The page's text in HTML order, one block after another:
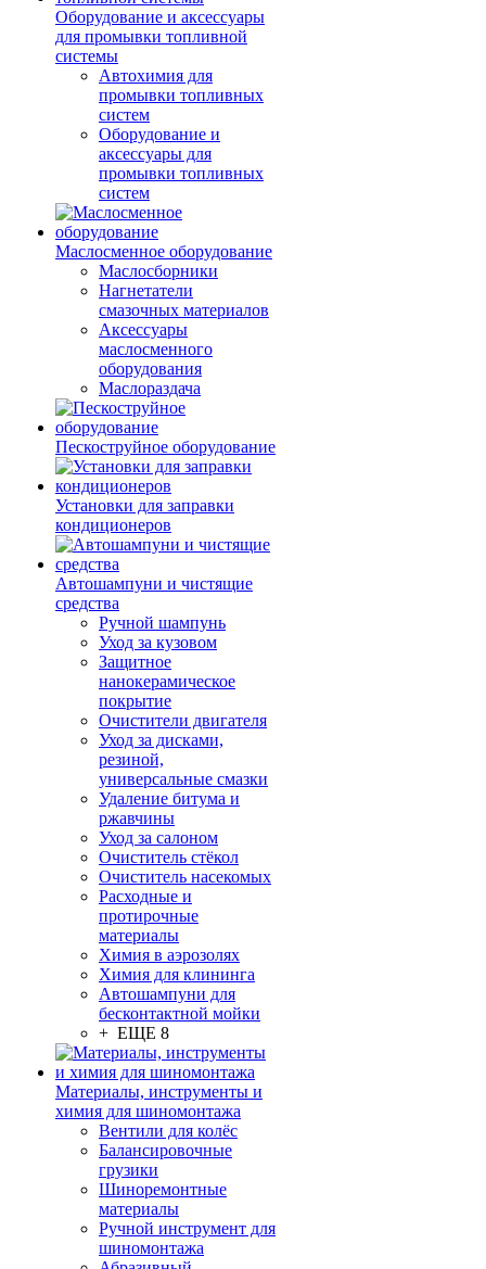
Оборудование и аксессуары
для промывки топливной
системы
Автохимия для
промывки топливных
систем
Оборудование и
аксессуары для
промывки топливных
систем
Маслосменное оборудование
Маслосборники
Нагнетатели
смазочных материалов
Аксессуары
маслосменного
оборудования
Маслораздача
Пескоструйное оборудование
Установки для заправки
кондиционеров
Автошампуни и чистящие
средства
Ручной шампунь
Уход за кузовом
Защитное
нанокерамическое
покрытие
Очистители двигателя
Уход за дисками,
резиной,
универсальные смазки
Удаление битума и
ржавчины
Уход за салоном
Очиститель стёкол
Очиститель насекомых
Расходные и
протирочные
материалы
Химия в аэрозолях
Химия для клининга
Автошампуни для
бесконтактной мойки
+ ЕЩЕ 8
Материалы, инструменты и
химия для шиномонтажа
Вентили для колёс
Балансировочные
грузики
Шиноремонтные
материалы
Ручной инструмент для
шиномонтажа